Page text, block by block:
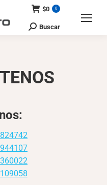
$0 0
Search:
Buscar